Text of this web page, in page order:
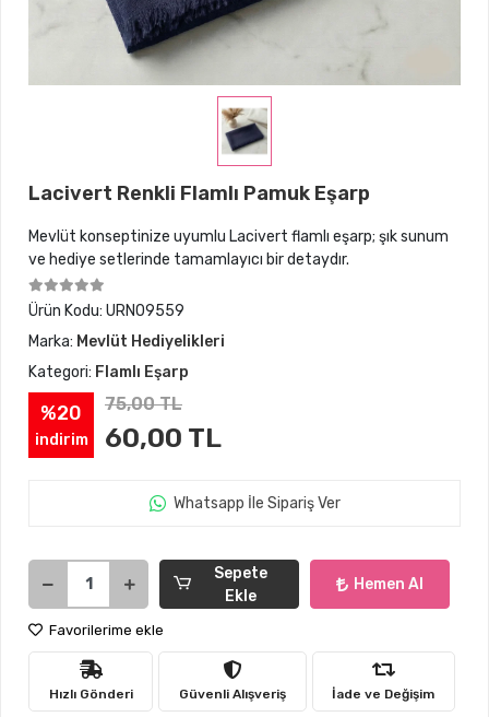
Lacivert Renkli Flamlı Pamuk Eşarp
Mevlüt konseptinize uyumlu Lacivert flamlı eşarp; şık sunum
ve hediye setlerinde tamamlayıcı bir detaydır.
Ürün Kodu: URN09559
Marka: Mevlüt Hediyelikleri
Kategori: Flamlı Eşarp
%20
indirim
75,00 TL
60,00 TL
Whatsapp İle Sipariş Ver
Sepete
Ekle
Hemen Al
Favorilerime ekle
Hızlı Gönderi Güvenli Alışveriş İade ve Değişim